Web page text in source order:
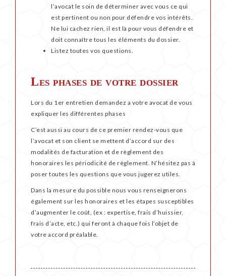
l’avocat le soin de déterminer avec vous ce qui
est pertinent ou non pour défendre vos intérêts.
Ne lui cachez rien, il est là pour vous défendre et
doit connaître tous les éléments du dossier.
Listez toutes vos questions.
Les phases de votre dossier
Lors du 1er entretien demandez a votre avocat de vous
expliquer les différentes phases
C’est aussi au cours de ce premier rendez-vous que
l’avocat et son client se mettent d’accord sur des
modalités de facturation et de règlement des
honoraires les périodicité de règlement. N’hésitez pas à
poser toutes les questions que vous jugerez utiles.
Dans la mesure du possible nous vous renseignerons
également sur les honoraires et les étapes susceptibles
d’augmenter le coût, (ex : expertise, frais d’huissier,
frais d’acte, etc.) qui feront à chaque fois l’objet de
votre accord préalable.